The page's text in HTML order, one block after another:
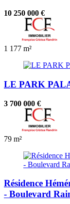
10 250 000 €
1 177 m²
LE PARK
3 700 000 €
79 m²
Résidence
- Boulevard